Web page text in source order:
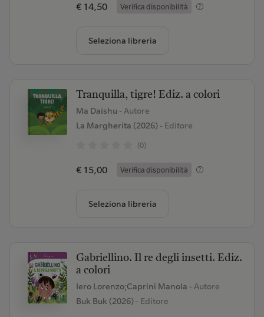
€ 14,50 Verifica disponibilità
Seleziona libreria
Tranquilla, tigre! Ediz. a colori
Ma Daishu - Autore
La Margherita (2026)- Editore
(0)
€ 15,00 Verifica disponibilità
Seleziona libreria
Gabriellino. Il re degli insetti. Ediz.
a colori
Iero Lorenzo;Caprini Manola - Autore
Buk Buk (2026)- Editore